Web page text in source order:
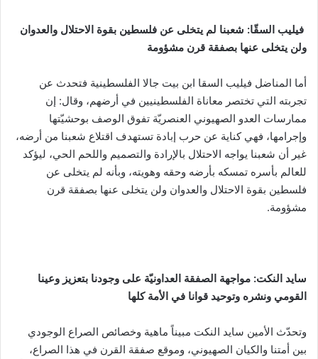
فيليب السقّا: شعبنا لم يتخلى عن فلسطين بقوة الاحتلال والعدوان
ولن يتخلى عنها بصفقة قرن مشؤومة
أما المناضل فيليب السقا ابن بيت جالا الفلسطينية فتحدث عن
تجربته التي تختصر معاناة الفلسطينيين في أرضهم، وقال: إن
ممارسات العدو الصهيوني العنصريّة تفوق الوصف بوحشيّتها
وإجرامها، فهي كناية عن حرب إبادة تستهدف اقتلاع شعبنا من أرضه،
غير أن شعبنا يواجه الاحتلال بالإرادة والتصميم واللحم الحي، ليؤكد
للعالم بأسره تمسكه بأرضه وحقه وهويته، وبأنه لم يتخلى عن
فلسطين بقوة الاحتلال والعدوان ولن يتخلى عنها بصفقة قرن
مشؤومة.
سايد النكت: مواجهة الصفقة العداونيّة على وجودنا بتعزيز وعينا
القومي ونشره وتوحيد قوانا في الأمة كلها
وتحدّث الأمين سايد النكت مبيناً ماهية وخصائص الصراع الوجودي
بين أمتنا والكيان الصهيوني، وموقع صفقة القرن في هذا الصراع،